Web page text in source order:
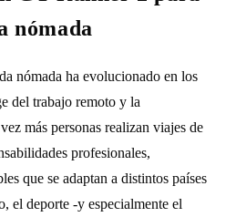
nómada
nómada ha evolucionado en los
del trabajo remoto y la
más personas realizan viajes de
profesionales,
que se adaptan a distintos países
el deporte -y especialmente el